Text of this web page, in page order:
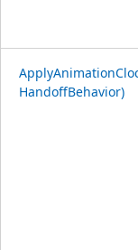
HandoffBehavior)